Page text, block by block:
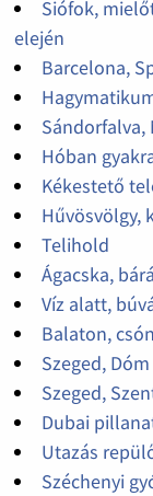
Siófok,
elején
Barcelona,
Sándorfalva,
Hóban
Kékestető
Hűvösvölgy,
Telihold
Ágacska,
Víz alatt,
Balaton,
Szeged,
Szeged,
Dubai
Utazás
Széchenyi